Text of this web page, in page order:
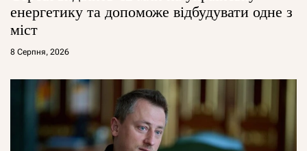
енергетику та допоможе відбудувати одне з
міст
8 Серпня, 2026